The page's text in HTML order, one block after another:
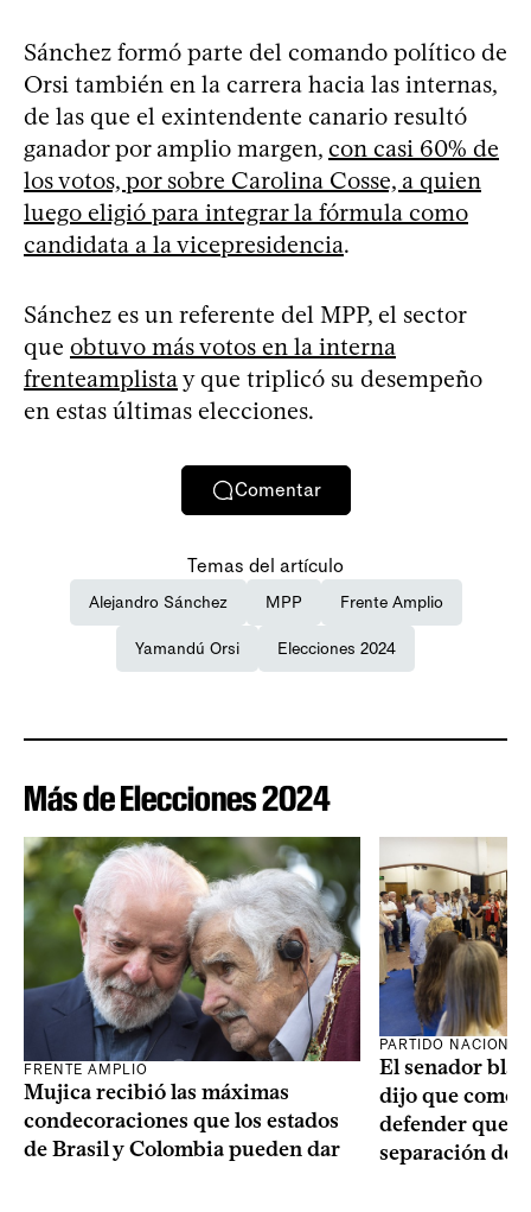
Sánchez formó parte del comando político de
Orsi también en la carrera hacia las internas,
de las que el exintendente canario resultó
ganador por amplio margen, con casi 60% de
los votos, por sobre Carolina Cosse, a quien
luego eligió para integrar la fórmula como
candidata a la vicepresidencia.
Sánchez es un referente del MPP, el sector
que obtuvo más votos en la interna
frenteamplistay que triplicó su desempeño
en estas últimas elecciones.
Comentar
Temas del artículo
Alejandro Sánchez MPP Frente Amplio
Yamandú Orsi Elecciones 2024
Más de Elecciones 2024
FRENTE AMPLIO
Mujica recibió las máximas
condecoraciones que los estados
de Brasil y Colombia pueden dar
PARTIDO NACIONAL
El senador
dijo que como
defender que
separación de